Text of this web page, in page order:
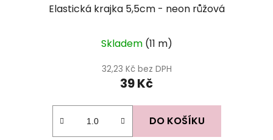
Elastická krajka 5,5cm - neon růžová
Skladem (11 m)
32,23 Kč bez DPH
39 Kč
DO KOŠÍKU